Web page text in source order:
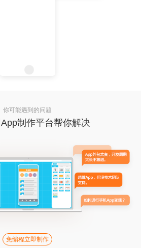
你可能遇到的问题
制作平台帮你解决
免编程立即制作